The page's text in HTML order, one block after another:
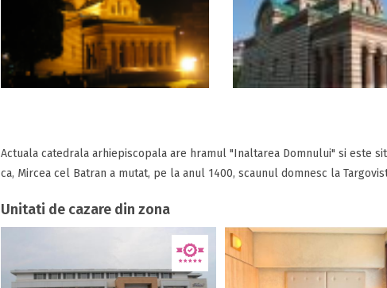
Actuala catedrala arhiepiscopala are hramul "Inaltarea Domnului" si este
ca, Mircea cel Batran a mutat, pe la anul 1400, scaunul domnesc la
Unitati de cazare din zona